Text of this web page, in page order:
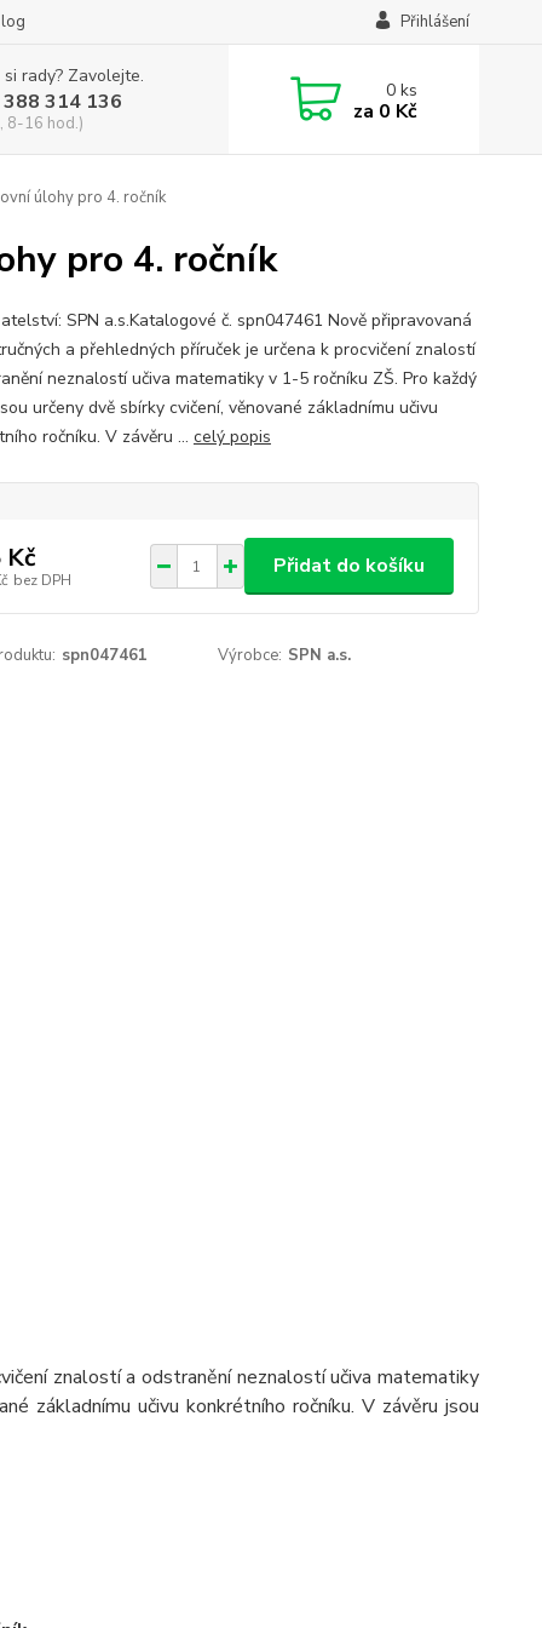
Přihlášení
rady? Zavolejte.
314 136
8-16 hod.)
0ks
za 0 Kč
úlohy pro 4. ročník
pro 4. ročník
SPN a.s.Katalogové č. spn047461 Nově připravovaná
a přehledných příruček je určena k procvičení znalostí
neznalostí učiva matematiky v 1-5 ročníku ZŠ. Pro každý
určeny dvě sbírky cvičení, věnované základnímu učivu
ročníku. V závěru ... celý popis
Kč
bez DPH
Přidat do košíku
spn047461 Výrobce: SPN a.s.
znalostí a odstranění neznalostí učiva matematiky
základnímu učivu konkrétního ročníku. V závěru jsou